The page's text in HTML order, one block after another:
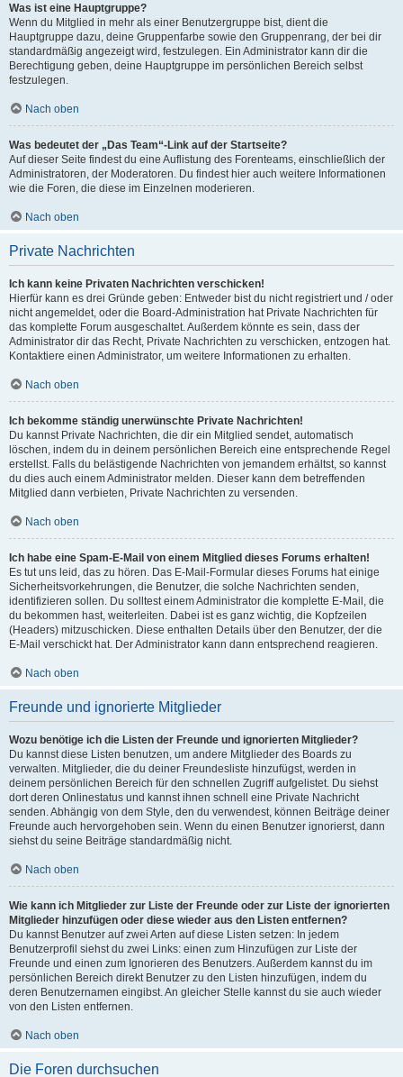
Was ist eine Hauptgruppe?
Wenn du Mitglied in mehr als einer Benutzergruppe bist, dient die
Hauptgruppe dazu, deine Gruppenfarbe sowie den Gruppenrang, der bei dir
standardmäßig angezeigt wird, festzulegen. Ein Administrator kann dir die
Berechtigung geben, deine Hauptgruppe im persönlichen Bereich selbst
festzulegen.
Nach oben
Was bedeutet der „Das Team“-Link auf der Startseite?
Auf dieser Seite findest du eine Auflistung des Forenteams, einschließlich der
Administratoren, der Moderatoren. Du findest hier auch weitere Informationen
wie die Foren, die diese im Einzelnen moderieren.
Nach oben
Private Nachrichten
Ich kann keine Privaten Nachrichten verschicken!
Hierfür kann es drei Gründe geben: Entweder bist du nicht registriert und / oder
nicht angemeldet, oder die Board-Administration hat Private Nachrichten für
das komplette Forum ausgeschaltet. Außerdem könnte es sein, dass der
Administrator dir das Recht, Private Nachrichten zu verschicken, entzogen hat.
Kontaktiere einen Administrator, um weitere Informationen zu erhalten.
Nach oben
Ich bekomme ständig unerwünschte Private Nachrichten!
Du kannst Private Nachrichten, die dir ein Mitglied sendet, automatisch
löschen, indem du in deinem persönlichen Bereich eine entsprechende Regel
erstellst. Falls du belästigende Nachrichten von jemandem erhältst, so kannst
du dies auch einem Administrator melden. Dieser kann dem betreffenden
Mitglied dann verbieten, Private Nachrichten zu versenden.
Nach oben
Ich habe eine Spam-E-Mail von einem Mitglied dieses Forums erhalten!
Es tut uns leid, das zu hören. Das E-Mail-Formular dieses Forums hat einige
Sicherheitsvorkehrungen, die Benutzer, die solche Nachrichten senden,
identifizieren sollen. Du solltest einem Administrator die komplette E-Mail, die
du bekommen hast, weiterleiten. Dabei ist es ganz wichtig, die Kopfzeilen
(Headers) mitzuschicken. Diese enthalten Details über den Benutzer, der die
E-Mail verschickt hat. Der Administrator kann dann entsprechend reagieren.
Nach oben
Freunde und ignorierte Mitglieder
Wozu benötige ich die Listen der Freunde und ignorierten Mitglieder?
Du kannst diese Listen benutzen, um andere Mitglieder des Boards zu
verwalten. Mitglieder, die du deiner Freundesliste hinzufügst, werden in
deinem persönlichen Bereich für den schnellen Zugriff aufgelistet. Du siehst
dort deren Onlinestatus und kannst ihnen schnell eine Private Nachricht
senden. Abhängig von dem Style, den du verwendest, können Beiträge deiner
Freunde auch hervorgehoben sein. Wenn du einen Benutzer ignorierst, dann
siehst du seine Beiträge standardmäßig nicht.
Nach oben
Wie kann ich Mitglieder zur Liste der Freunde oder zur Liste der ignorierten
Mitglieder hinzufügen oder diese wieder aus den Listen entfernen?
Du kannst Benutzer auf zwei Arten auf diese Listen setzen: In jedem
Benutzerprofil siehst du zwei Links: einen zum Hinzufügen zur Liste der
Freunde und einen zum Ignorieren des Benutzers. Außerdem kannst du im
persönlichen Bereich direkt Benutzer zu den Listen hinzufügen, indem du
deren Benutzernamen eingibst. An gleicher Stelle kannst du sie auch wieder
von den Listen entfernen.
Nach oben
Die Foren durchsuchen